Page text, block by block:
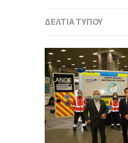
ΔΕΛΤΊΑ ΤΎΠΟΥ